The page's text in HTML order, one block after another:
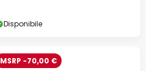
Disponibile
MSRP -70,00 €